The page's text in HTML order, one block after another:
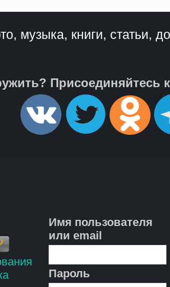
музыка, книги, статьи,
Присоединяйтесь
Имя пользователя
или email
Пароль